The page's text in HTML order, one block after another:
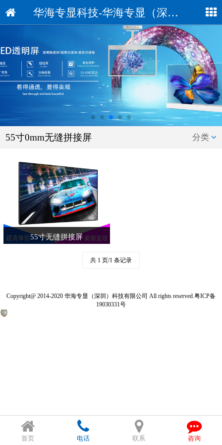
华海专显科技-华海专显（深圳）科技有限公司
55寸0mm无缝拼接屏 分类
55寸无缝拼接屏
共 1 页/1 条记录
Copyright@ 2014-2020 华海专显（深圳）科技有限公司 All rights reserved. 粤ICP备
19030331号
首页 电话 联系 咨询